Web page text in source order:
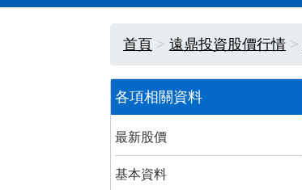
首頁 遠鼎投資股價行情
各項相關資料
最新股價
基本資料